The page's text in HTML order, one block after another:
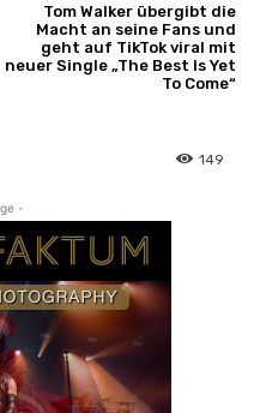
Tom Walker übergibt die
Macht an seine Fans und
geht auf TikTok viral mit
neuer Single „The Best Is Yet
To Come“
149
-